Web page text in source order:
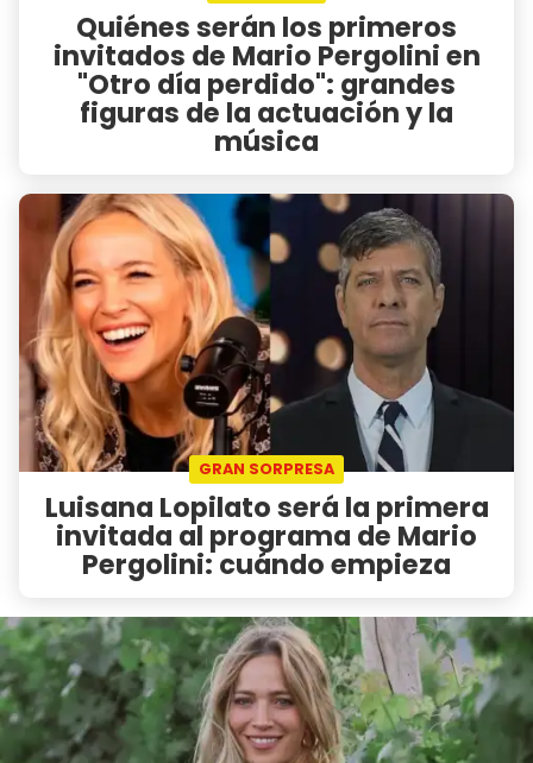
Quiénes serán los primeros
invitados de Mario Pergolini en
"Otro día perdido": grandes
figuras de la actuación y la
música
GRAN SORPRESA
Luisana Lopilato será la primera
invitada al programa de Mario
Pergolini: cuándo empieza